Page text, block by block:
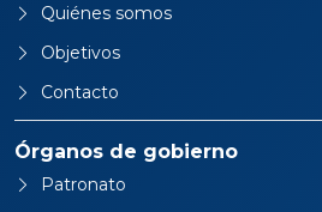
Quiénes somos
Objetivos
Contacto
Órganos de gobierno
Patronato